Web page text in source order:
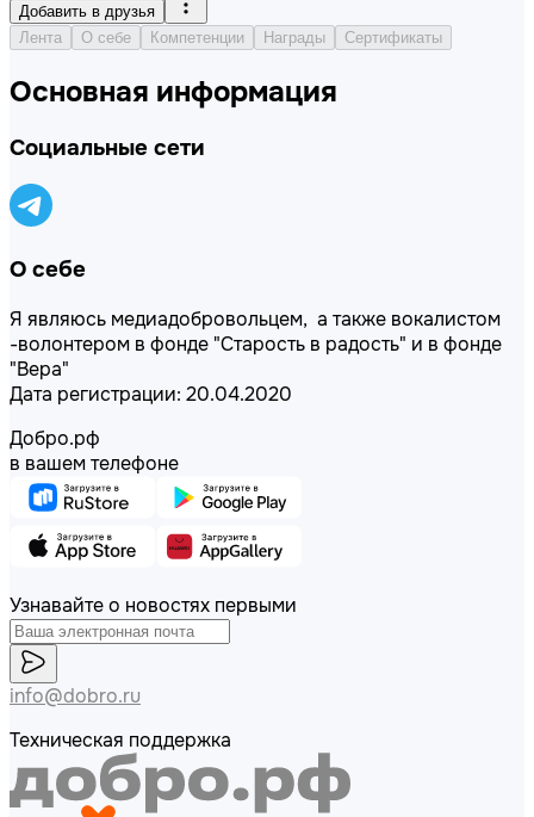
Добавить в друзья
Лента
О себе Компетенции Награды Сертификаты
Основная информация
Социальные сети
О себе
Я являюсь медиадобровольцем, а также вокалистом
-волонтером в фонде "Старость в радость" и в фонде
"Вера"
Дата регистрации: 20.04.2020
Добро.рф
в вашем телефоне
Узнавайте о новостях первыми
info@dobro.ru
Техническая поддержка